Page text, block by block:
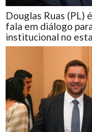
Douglas Ruas (PL)
fala em diálogo
institucional no